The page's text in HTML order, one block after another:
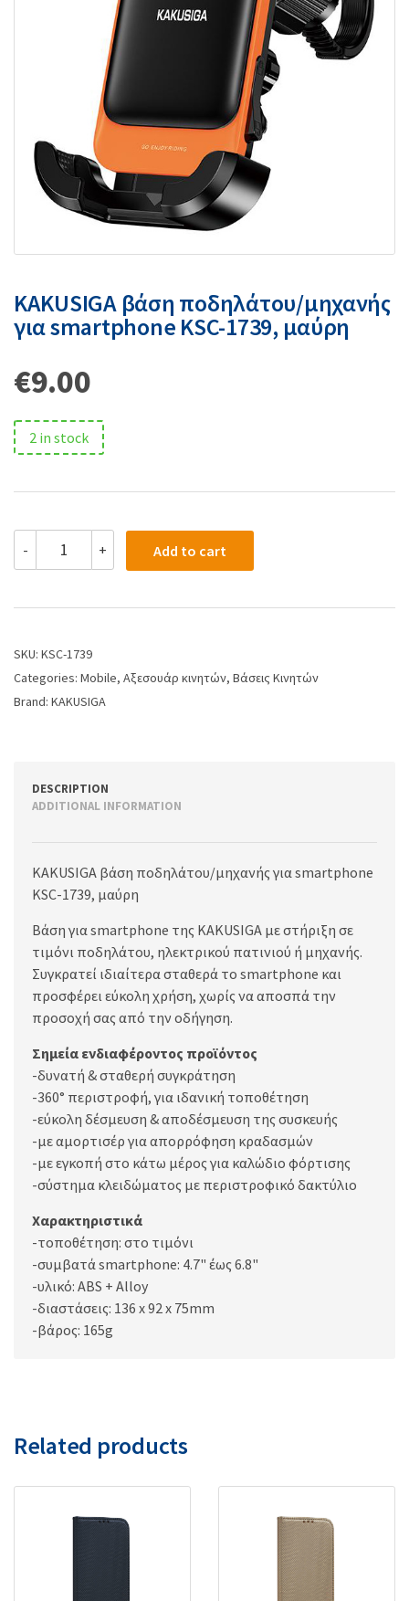
KAKUSIGA βάση ποδηλάτου/μηχανής
για smartphone KSC-1739, μαύρη
€9.00
2 in stock
- + Add to cart
SKU: KSC-1739
Categories: Mobile, Αξεσουάρ κινητών, Βάσεις Κινητών
Brand: KAKUSIGA
DESCRIPTION
ADDITIONAL INFORMATION
KAKUSIGA βάση ποδηλάτου/μηχανής για smartphone
KSC-1739, μαύρη
Βάση για smartphone της KAKUSIGA με στήριξη σε
τιμόνι ποδηλάτου, ηλεκτρικού πατινιού ή μηχανής.
Συγκρατεί ιδιαίτερα σταθερά το smartphone και
προσφέρει εύκολη χρήση, χωρίς να αποσπά την
προσοχή σας από την οδήγηση.
Σημεία ενδιαφέροντος προϊόντος
-δυνατή & σταθερή συγκράτηση
-360° περιστροφή, για ιδανική τοποθέτηση
-εύκολη δέσμευση & αποδέσμευση της συσκευής
-με αμορτισέρ για απορρόφηση κραδασμών
-με εγκοπή στο κάτω μέρος για καλώδιο φόρτισης
-σύστημα κλειδώματος με περιστροφικό δακτύλιο
Χαρακτηριστικά
-τοποθέτηση: στο τιμόνι
-συμβατά smartphone: 4.7" έως 6.8"
-υλικό: ABS + Alloy
-διαστάσεις: 136 x 92 x 75mm
-βάρος: 165g
Related products